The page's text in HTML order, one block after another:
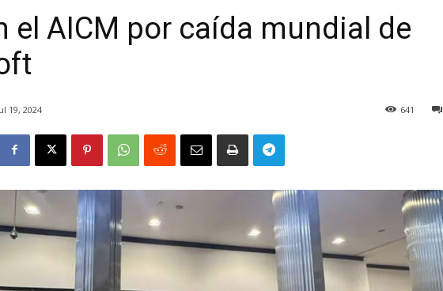
el AICM por caída mundial de
19, 2024 641